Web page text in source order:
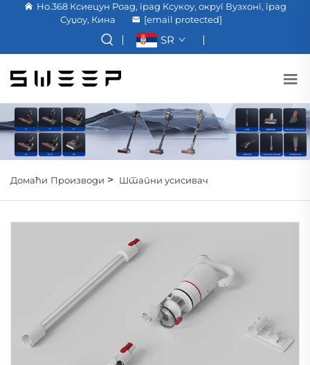
Но.368 Ксиецун Роад, град Ксукоу, округ Вузхонг, град
Суџоу, Кина
[email protected]
SR
Домаћи Производи > Штапни усисивач